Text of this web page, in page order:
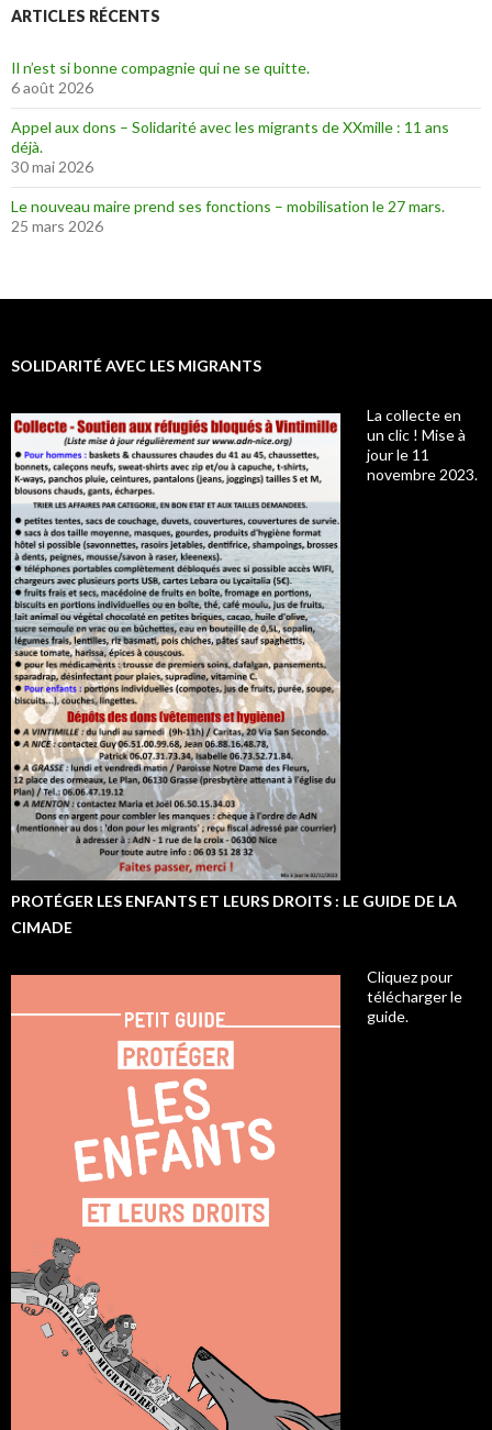
ARTICLES RÉCENTS
Il n’est si bonne compagnie qui ne se quitte.
6 août 2026
Appel aux dons – Solidarité avec les migrants de XXmille : 11 ans
déjà.
30 mai 2026
Le nouveau maire prend ses fonctions – mobilisation le 27 mars.
25 mars 2026
SOLIDARITÉ AVEC LES MIGRANTS
La collecte en
un clic ! Mise à
jour le 11
novembre 2023.
PROTÉGER LES ENFANTS ET LEURS DROITS : LE GUIDE DE LA
CIMADE
Cliquez pour
télécharger le
guide.